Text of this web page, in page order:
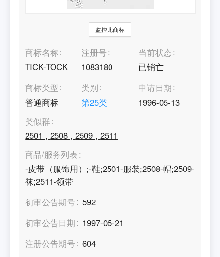
监控此商标
商标名称
TICK-TOCK
注册号
1083180
当前状态
已销亡
商标类型
普通商标
类别
第25类
申请日期
1996-05-13
类似群
2501 ,2508 ,2509 ,2511
商品/服务列表
-皮带（服饰用）;-鞋;2501-服装;2508-帽;2509-
袜;2511-领带
初审公告期号
592
初审公告日期
1997-05-21
注册公告期号
604